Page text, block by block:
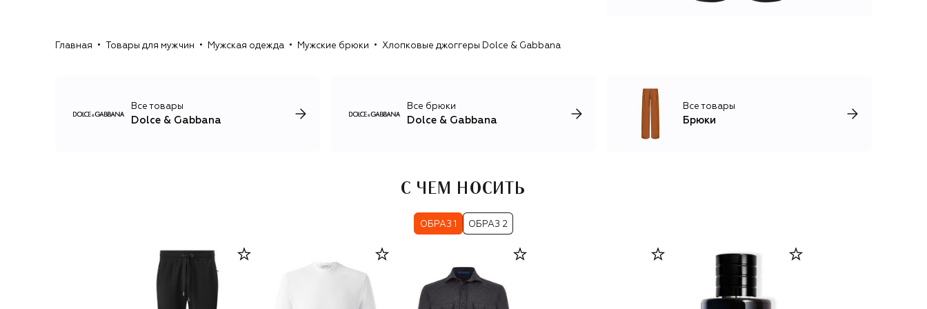
необычных материалов, например бархата и твида,
и линию высокого ювелирного искусства Alta Moda.
Главная Товары для мужчин Мужская одежда Мужские брюки Хлопковые джоггеры Dolce & Gabbana
Все товары
Dolce & Gabbana
Все брюки
Dolce & Gabbana
Все товары
Брюки
С ЧЕМ НОСИТЬ
ОБРАЗ 1 ОБРАЗ 2